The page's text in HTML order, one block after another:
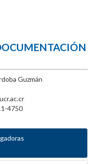
Guzmán
4750